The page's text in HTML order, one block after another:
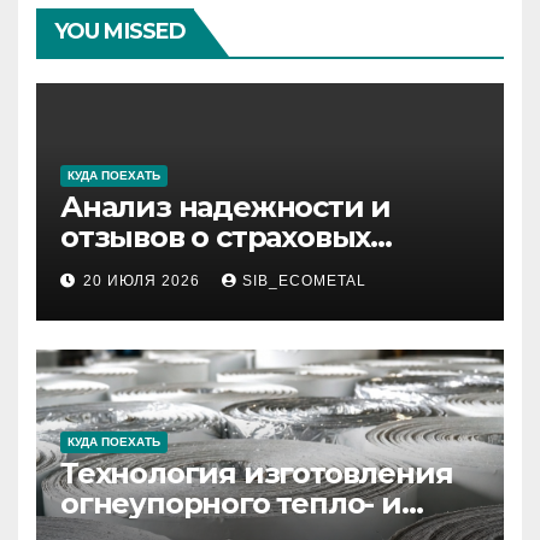
YOU MISSED
КУДА ПОЕХАТЬ
Анализ надежности и
отзывов о страховых
компаниях по итогам 2026
года
20 ИЮЛЯ 2026 SIB_ECOMETAL
КУДА ПОЕХАТЬ
Технология изготовления
огнеупорного тепло- и